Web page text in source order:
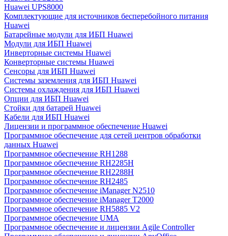
Huawei UPS8000
Комплектующие для источников бесперебойного питания
Huawei
Батарейные модули для ИБП Huawei
Модули для ИБП Huawei
Инверторные системы Huawei
Конверторные системы Huawei
Сенсоры для ИБП Huawei
Системы заземления для ИБП Huawei
Системы охлаждения для ИБП Huawei
Опции для ИБП Huawei
Стойки для батарей Huawei
Кабели для ИБП Huawei
Лицензии и программное обеспечение Huawei
Программное обеспечение для сетей центров обработки
данных Huawei
Программное обеспечение RH1288
Программное обеспечение RH2285H
Программное обеспечение RH2288H
Программное обеспечение RH2485
Программное обеспечение iManager N2510
Программное обеспечение iManager T2000
Программное обеспечение RH5885 V2
Программное обеспечение UMA
Программное обеспечение и лицензии Agile Controller